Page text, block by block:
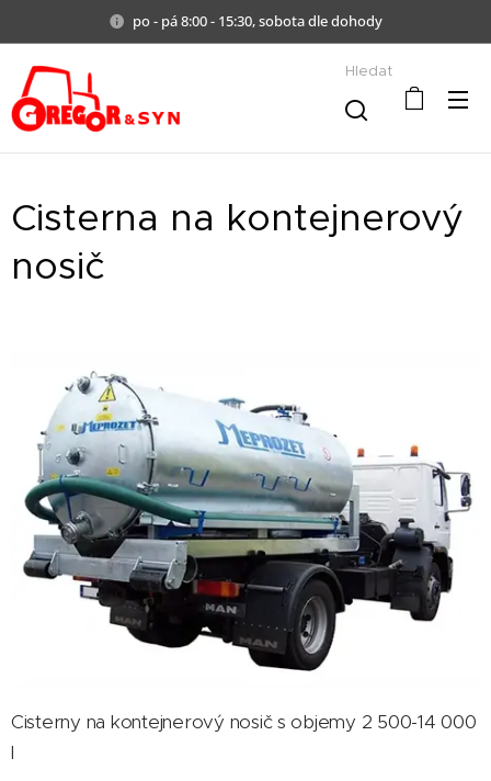
po - pá 8:00 - 15:30, sobota dle dohody
Hledat
Cisterna na kontejnerový
nosič
Cisterny na kontejnerový nosič s objemy 2 500-14 000
l